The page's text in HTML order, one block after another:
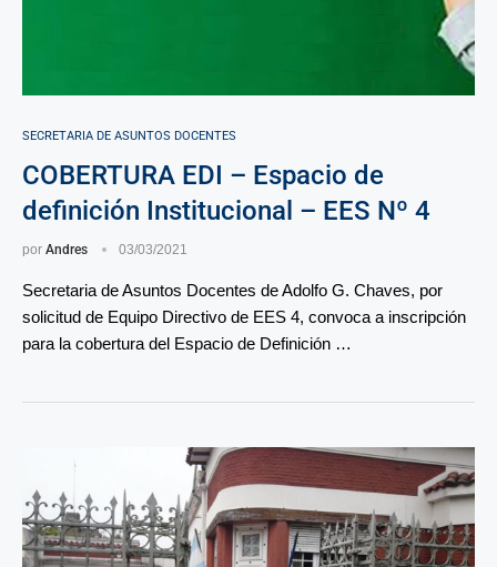
SECRETARIA DE ASUNTOS DOCENTES
COBERTURA EDI – Espacio de
definición Institucional – EES Nº 4
por Andres 03/03/2021
Secretaria de Asuntos Docentes de Adolfo G. Chaves, por
solicitud de Equipo Directivo de EES 4, convoca a inscripción
para la cobertura del Espacio de Definición …